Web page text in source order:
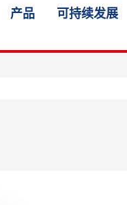
产品 可持续发展